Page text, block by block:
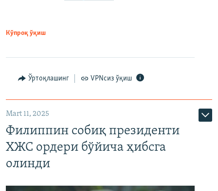
Кўпроқ ўқиш
Ўртоқлашинг VPNсиз ўқиш
Mart 11, 2025
Филиппин собиқ президенти
ХЖС ордери бўйича ҳибсга
олинди